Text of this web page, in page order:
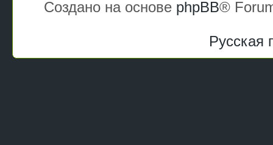
Создано на основе phpBB®
Русская